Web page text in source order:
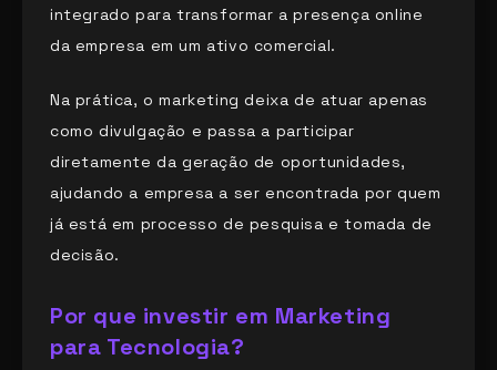
integrado para transformar a presença online
da empresa em um ativo comercial.
Na prática, o marketing deixa de atuar apenas
como divulgação e passa a participar
diretamente da geração de oportunidades,
ajudando a empresa a ser encontrada por quem
já está em processo de pesquisa e tomada de
decisão.
Por que investir em Marketing
para Tecnologia?